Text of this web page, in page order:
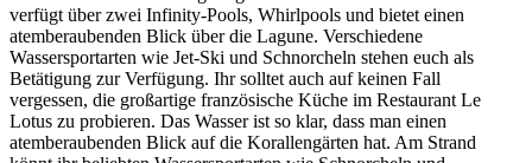
verfügt über zwei Infinity-Pools, Whirlpools und bietet einen
atemberaubenden Blick über die Lagune. Verschiedene
Wassersportarten wie Jet-Ski und Schnorcheln stehen euch als
Betätigung zur Verfügung. Ihr solltet auch auf keinen Fall
vergessen, die großartige französische Küche im Restaurant Le
Lotus zu probieren. Das Wasser ist so klar, dass man einen
atemberaubenden Blick auf die Korallengärten hat. Am Strand